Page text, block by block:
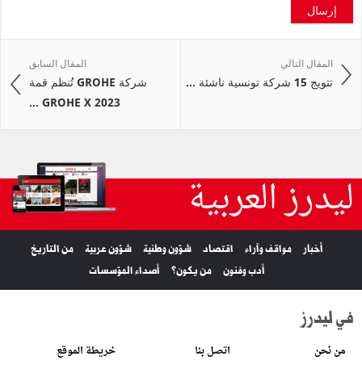
إرسال
المقال السابق
شركة GROHE تُنظم قمة
GROHE X 2023 ...
المقال التالي
تتويج 15 شركة تونسية ناشئة ...
ليدرز العربية
أخبار مواقف وآراء اقتصاد شؤون وطنية شؤون عربية
من التاريخ
أدب وفنون
من يكون؟ أصداء المؤسسات
في ليدرز
من نحن اتصل بنا خريطة الموقع